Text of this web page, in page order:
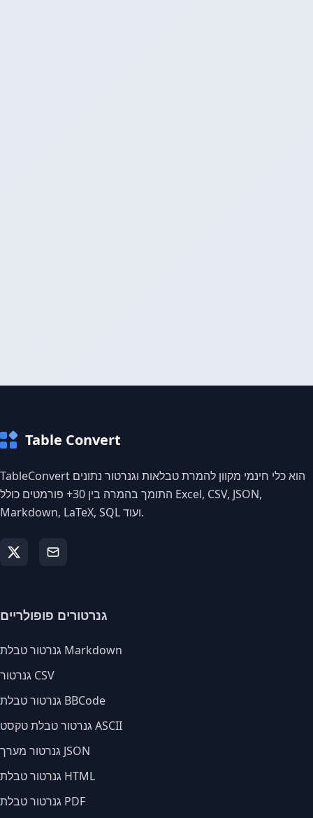
Table Convert
TableConvert הוא כלי חינמי מקוון להמרת טבלאות וגנרטור נתונים
התומך בהמרה בין 30+ פורמטים כולל Excel, CSV, JSON,
Markdown, LaTeX, SQL ועוד.
גנרטורים פופולריים
גנרטור טבלת Markdown
גנרטור CSV
גנרטור טבלת BBCode
גנרטור טבלת טקסט ASCII
גנרטור מערך JSON
גנרטור טבלת HTML
גנרטור טבלת PDF